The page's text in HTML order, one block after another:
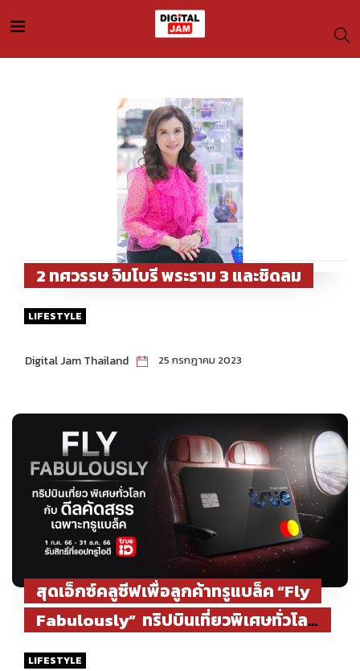
2 ทศวรรษ จิมโบรี พระราม 3 และชิดลม
LIFESTYLE
Digital Jam Thailand 25 กรกฎาคม 2023
สุดเอ็กซ์คลูซีฟเพื่อลูกค้าทรูแบล็ค “Fly
Fabulously” ทริปบินเที่ยวพิเศษทั่วโลก
สัมผัสความประทับใจกับดีลคัดสรรที่ดูแล
LIFESTYLE